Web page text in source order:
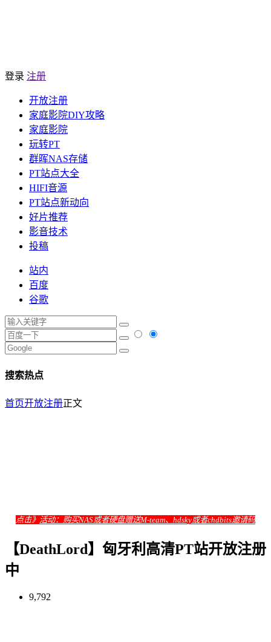
登录 注册
开放注册
家庭影院DIY攻略
家庭影院
玩转PT
群晖NAS存储
PT站点大全
HIFI音源
PT站点新动向
好片推荐
影音技术
投稿
站内
百度
谷歌
搜索热点
首页开放注册正文
点击》 活动：购买NAS或者硬盘赠送M-team、hdsky或者chdbits邀请码
【DeathLord】匈牙利高清PT站开放注册
中
9,792